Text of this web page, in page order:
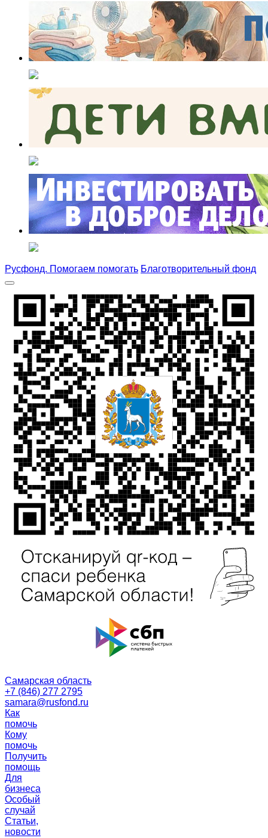
Русфонд. Помогаем помогать Благотворительный фонд
Самарская область
+7 (846) 277 2795
samara@rusfond.ru
Как
помочь
Кому
помочь
Получить
помощь
Для
бизнеса
Особый
случай
Статьи,
новости